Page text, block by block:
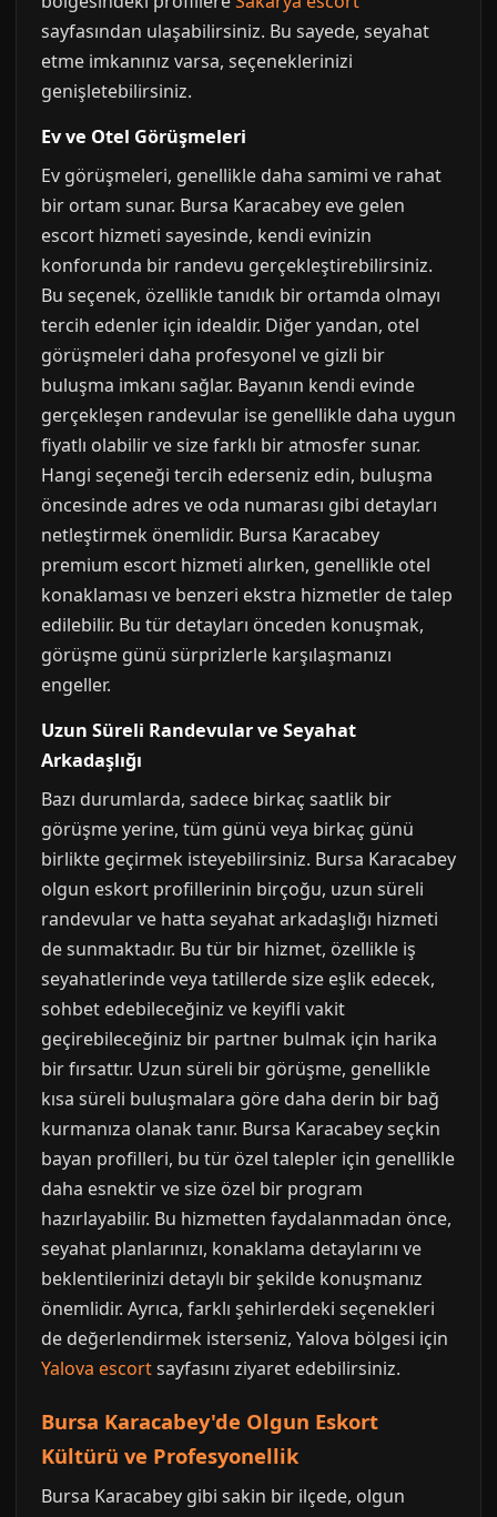
sayfasından ulaşabilirsiniz. Bu sayede, seyahat
etme imkanınız varsa, seçeneklerinizi
genişletebilirsiniz.
Ev ve Otel Görüşmeleri
Ev görüşmeleri, genellikle daha samimi ve rahat
bir ortam sunar. Bursa Karacabey eve gelen
escort hizmeti sayesinde, kendi evinizin
konforunda bir randevu gerçekleştirebilirsiniz.
Bu seçenek, özellikle tanıdık bir ortamda olmayı
tercih edenler için idealdir. Diğer yandan, otel
görüşmeleri daha profesyonel ve gizli bir
buluşma imkanı sağlar. Bayanın kendi evinde
gerçekleşen randevular ise genellikle daha uygun
fiyatlı olabilir ve size farklı bir atmosfer sunar.
Hangi seçeneği tercih ederseniz edin, buluşma
öncesinde adres ve oda numarası gibi detayları
netleştirmek önemlidir. Bursa Karacabey
premium escort hizmeti alırken, genellikle otel
konaklaması ve benzeri ekstra hizmetler de talep
edilebilir. Bu tür detayları önceden konuşmak,
görüşme günü sürprizlerle karşılaşmanızı
engeller.
Uzun Süreli Randevular ve Seyahat
Arkadaşlığı
Bazı durumlarda, sadece birkaç saatlik bir
görüşme yerine, tüm günü veya birkaç günü
birlikte geçirmek isteyebilirsiniz. Bursa Karacabey
olgun eskort profillerinin birçoğu, uzun süreli
randevular ve hatta seyahat arkadaşlığı hizmeti
de sunmaktadır. Bu tür bir hizmet, özellikle iş
seyahatlerinde veya tatillerde size eşlik edecek,
sohbet edebileceğiniz ve keyifli vakit
geçirebileceğiniz bir partner bulmak için harika
bir fırsattır. Uzun süreli bir görüşme, genellikle
kısa süreli buluşmalara göre daha derin bir bağ
kurmanıza olanak tanır. Bursa Karacabey seçkin
bayan profilleri, bu tür özel talepler için genellikle
daha esnektir ve size özel bir program
hazırlayabilir. Bu hizmetten faydalanmadan önce,
seyahat planlarınızı, konaklama detaylarını ve
beklentilerinizi detaylı bir şekilde konuşmanız
önemlidir. Ayrıca, farklı şehirlerdeki seçenekleri
de değerlendirmek isterseniz, Yalova bölgesi için
Yalova escortsayfasını ziyaret edebilirsiniz.
Bursa Karacabey'de Olgun Eskort
Kültürü ve Profesyonellik
Bursa Karacabey gibi sakin bir ilçede, olgun